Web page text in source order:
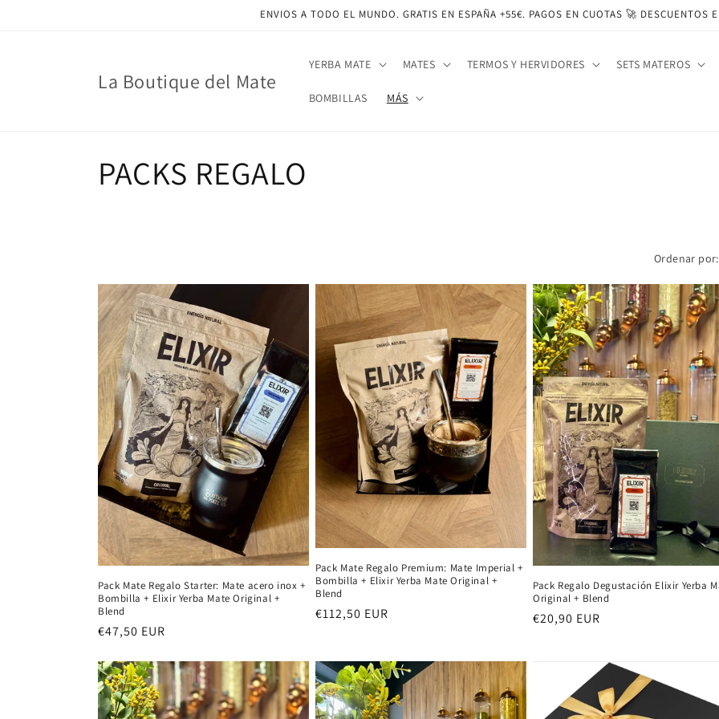
ENVIOS A TODO EL MUNDO. GRATIS EN ESPAÑA +55€. PAGOS EN CUOTAS 🚀 DESCUENTOS
La Boutique del Mate
YERBA MATE MATES TERMOS Y HERVIDORES SETS MATEROS
BOMBILLAS MÁS
C
e
c
c
i
ó
n
:
PACKS REGALO
Ordenar por:
Pack Mate Regalo Starter: Mate acero inox +
Bombilla + Elixir Yerba Mate Original +
Blend
Precio
€47,50 EUR
Pack Mate Regalo Premium: Mate Imperial +
Bombilla + Elixir Yerba Mate Original +
Blend
Precio
€112,50 EUR
Pack Regalo Degustación Elixir Yerba
Original + Blend
Precio
€20,90 EUR